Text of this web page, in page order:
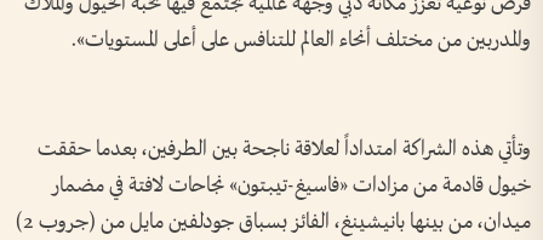
والمدربين من مختلف أنحاء العالم للتنافس على أعلى المستويات».
وتأتي هذه الشراكة امتداداً لعلاقة ناجحة بين الطرفين، بعدما حققت
خيول قادمة من مزادات «فاسيغ-تيبتون» نجاحات لافتة في مضمار
ميدان، من بينها بانيشينغ، الفائز بسباق جودلفين مايل من (جروب 2)